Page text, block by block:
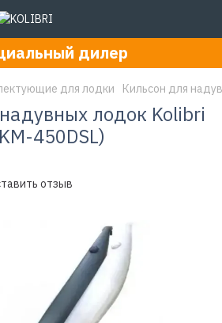
дилер
для лодки Кильсон для
лодок Kolibri
450DSL)
отзыв